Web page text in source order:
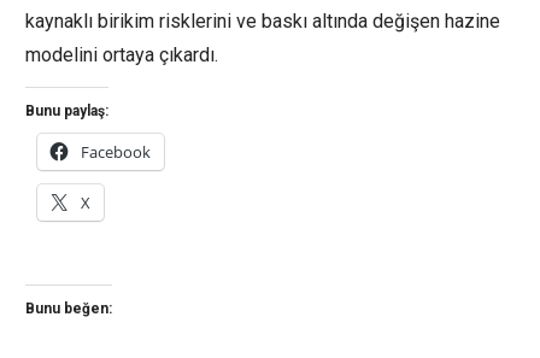
kaynaklı birikim risklerini ve baskı altında değişen hazine
modelini ortaya çıkardı.
Bunu paylaş:
Facebook
X
Bunu beğen: